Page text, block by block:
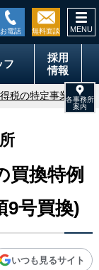
フ
採用
情報
税の特定事業用資
買換特例
9号買換)
いつも見るサイト